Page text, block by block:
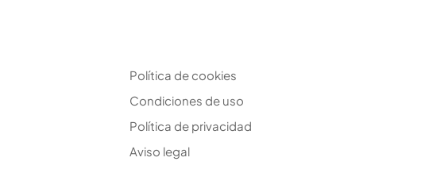
Política de cookies
Condiciones de uso
Política de privacidad
Aviso legal